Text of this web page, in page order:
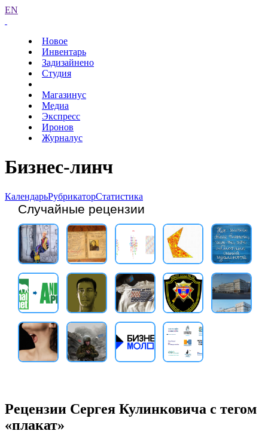
EN
Новое
Инвентарь
Задизайнено
Студия
Магазинус
Медиа
Экспресс
Иронов
Журналус
Бизнес-линч
КалендарьРубрикаторСтатистика
Случайные рецензии
Рецензии Сергея Кулинковича с тегом
«плакат»